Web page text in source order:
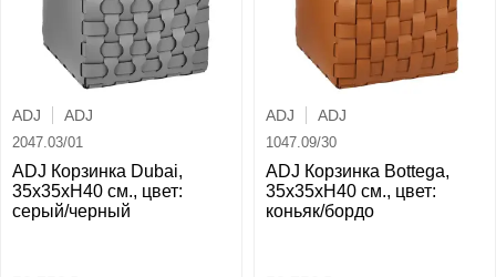
ADJ ADJ
2047.03/01
ADJ Корзинка Dubai,
35x35xH40 см., цвет:
серый/черный
ADJ ADJ
1047.09/30
ADJ Корзинка Bottega,
35x35xH40 см., цвет:
коньяк/бордо